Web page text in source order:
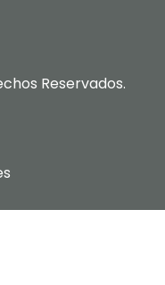
Reservados.